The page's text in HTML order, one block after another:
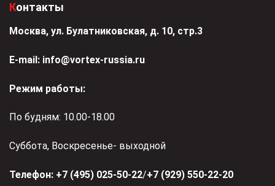
Контакты
Москва, ул. Булатниковская, д. 10, стр.3
Е-mail: info@vortex-russia.ru
Режим работы:
По будням: 10.00-18.00
Суббота, Воскресенье- выходной
Телефон: +7 (495) 025-50-22/+7 (929) 550-22-20